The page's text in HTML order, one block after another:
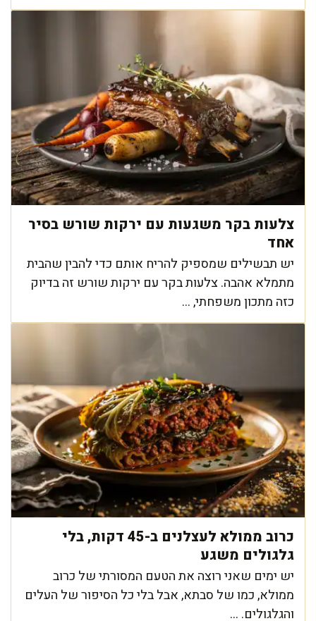
צלעות בקר משגעות עם ירקות שורש בסיר
אחד
יש תבשילים שמספיק להריח אותם כדי להבין שהבית
מתמלא אהבה. צלעות בקר עם ירקות שורש זה בדיוק
כזה מתכון משפחתי, ...
כרוב ממולא לעצלנים ב-45 דקות, בלי
גלגולים משגע
יש ימים שאני רוצה את הטעם המסורתי של כרוב
ממולא, כמו של סבתא, אבל בלי כל הסיפור של העלים
והגלגולים. ...